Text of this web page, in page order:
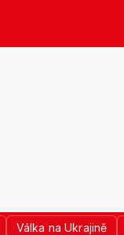
Válka na Ukrajině